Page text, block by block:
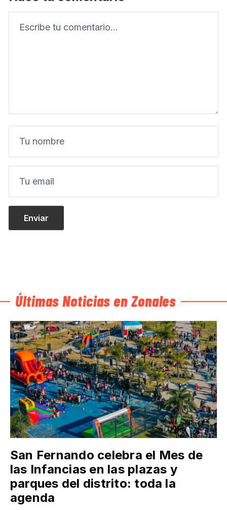
Últimas Noticias en Zonales
San Fernando celebra el Mes de
las Infancias en las plazas y
parques del distrito: toda la
agenda